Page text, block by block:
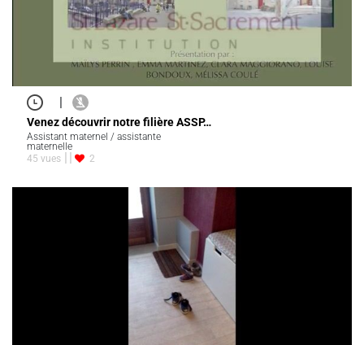
|
Venez découvrir notre filière ASSP…
Assistant maternel / assistante
maternelle
45 vues
2